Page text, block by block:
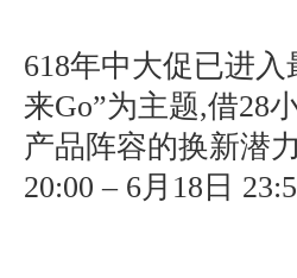
618年中大促已进
来Go”为主题,借28
产品阵容的换新潜
20:00 – 6月18日